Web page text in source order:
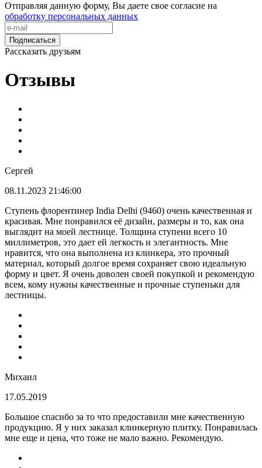
Отправляя данную форму, Вы даете свое согласие на
обработку персональных данных
Подписаться
Рассказать друзьям
Отзывы
Сергей
08.11.2023 21:46:00
Ступень флорентинер India Delhi (9460) очень качественная и
красивая. Мне понравился её дизайн, размеры и то, как она
выглядит на моей лестнице. Толщина ступени всего 10
миллиметров, это дает ей легкость и элегантность. Мне
нравится, что она выполнена из клинкера, это прочный
материал, который долгое время сохраняет свою идеальную
форму и цвет. Я очень доволен своей покупкой и рекомендую
всем, кому нужны качественные и прочные ступеньки для
лестницы.
Михаил
17.05.2019
Большое спасибо за то что предоставили мне качественную
продукцию. Я у них заказал клинкерную плитку. Понравилась
мне еще и цена, что тоже не мало важно. Рекомендую.